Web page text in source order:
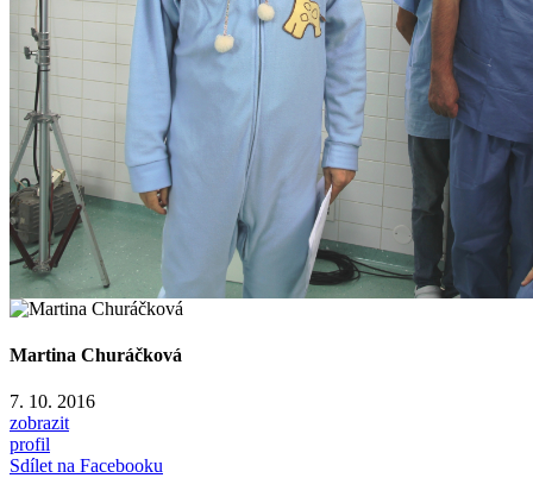
Martina Churáčková
7. 10. 2016
zobrazit
profil
Sdílet na Facebooku